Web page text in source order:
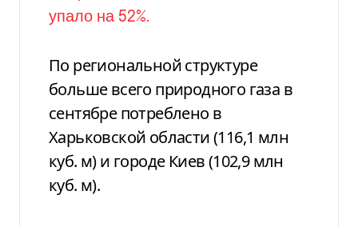
По региональной структуре
больше всего природного газа в
сентябре потреблено в
Харьковской области (116,1 млн
куб. м) и городе Киев (102,9 млн
куб. м).